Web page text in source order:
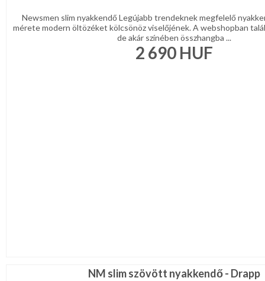
Newsmen slim nyakkendő Legújabb trendeknek megfelelő
mérete modern öltözéket kölcsönöz viselőjének. A webshopban
de akár színében összhangba ...
2 690 HUF
NM slim szövött nyakkendő - Drapp